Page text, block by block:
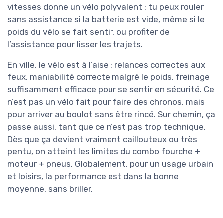
vitesses donne un vélo polyvalent : tu peux rouler
sans assistance si la batterie est vide, même si le
poids du vélo se fait sentir, ou profiter de
l’assistance pour lisser les trajets.
En ville, le vélo est à l’aise : relances correctes aux
feux, maniabilité correcte malgré le poids, freinage
suffisamment efficace pour se sentir en sécurité. Ce
n’est pas un vélo fait pour faire des chronos, mais
pour arriver au boulot sans être rincé. Sur chemin, ça
passe aussi, tant que ce n’est pas trop technique.
Dès que ça devient vraiment caillouteux ou très
pentu, on atteint les limites du combo fourche +
moteur + pneus. Globalement, pour un usage urbain
et loisirs, la performance est dans la bonne
moyenne, sans briller.